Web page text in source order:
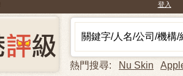
登入
熱門搜尋: Nu Skin